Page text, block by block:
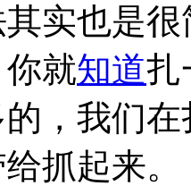
实也是
就知道扎
，我们
抓起来。